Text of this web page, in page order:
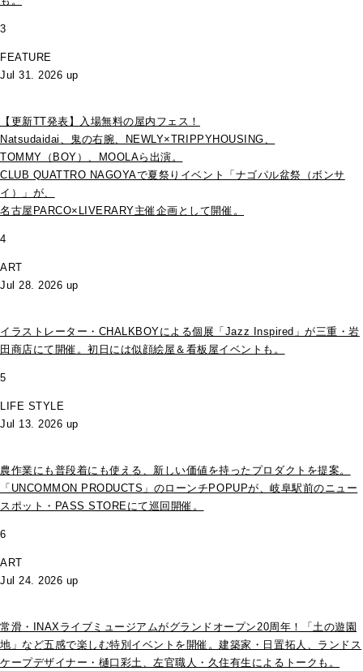
3
FEATURE
Jul 31. 2026 up
【更新TT発表】入場無料の屋内フェス！
Natsudaidai、鬼の右腕、NEWLY×TRIPPYHOUSING、
TOMMY（BOY）、MOOLAら出演。
CLUB QUATTRO NAGOYAで夏祭りイベント「ナゴパル盆祭（ボンサ
イ）」が、
名古屋PARCO×LIVERARY主催企画として開催。
4
ART
Jul 28. 2026 up
イラストレーター・CHALKBOYによる個展「Jazz Inspired」が三重・岩
田商店にて開催。初日には似顔絵屋＆看板屋イベントも。
5
LIFE STYLE
Jul 13. 2026 up
農作業にも普段着にも使える、新しい価値を持ったプロダクトを提案。
「UNCOMMON PRODUCTS」のローンチPOPUPが、岐阜駅前のニュー
スポット・PASS STOREにて巡回開催。
6
ART
Jul 24. 2026 up
常滑・INAXライブミュージアムがグランドオープン20周年！「土の遊園
地」など五感で楽しむ特別イベントを開催。建築家・日置拓人、ランドス
ケープデザイナー・樋口彩土、左官職人・久住有生によるトークも。